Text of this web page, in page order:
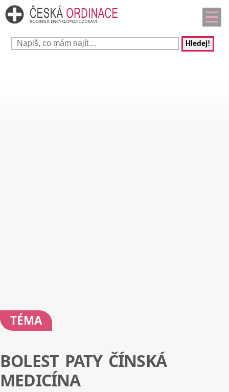
Hledej!
TÉMA
BOLEST PATY ČÍNSKÁ
MEDICÍNA